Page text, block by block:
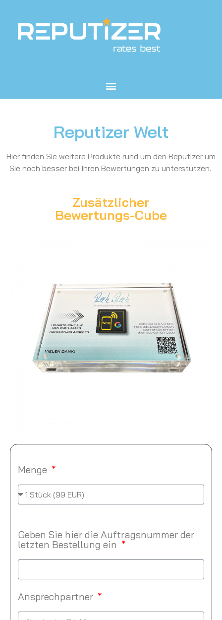
Reputizer Welt
Hier finden Sie weitere Produkte rund um den Reputizer um
Sie noch besser bei Ihren Bewertungen zu unterstützen.
Zusätzlicher
Bewertungs-Cube
Menge
Geben Sie hier die Auftragsnummer der
letzten Bestellung ein
Ansprechpartner